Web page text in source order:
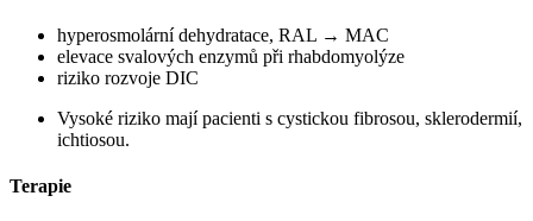
hyperosmolární dehydratace, RAL → MAC
elevace svalových enzymů při rhabdomyolýze
riziko rozvoje DIC
Vysoké riziko mají pacienti s cystickou fibrosou, sklerodermií,
ichtiosou.
Terapie